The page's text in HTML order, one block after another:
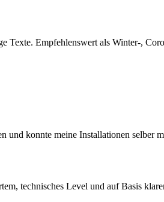
Texte. Empfehlenswert als Winter-,
konnte meine Installationen selber
technisches Level und auf Basis